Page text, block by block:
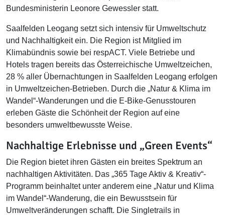
Bundesministerin Leonore Gewessler statt.
Saalfelden Leogang setzt sich intensiv für Umweltschutz
und Nachhaltigkeit ein. Die Region ist Mitglied im
Klimabündnis sowie bei respACT. Viele Betriebe und
Hotels tragen bereits das Österreichische Umweltzeichen,
28 % aller Übernachtungen in Saalfelden Leogang erfolgen
in Umweltzeichen-Betrieben. Durch die „Natur & Klima im
Wandel“-Wanderungen und die E-Bike-Genusstouren
erleben Gäste die Schönheit der Region auf eine
besonders umweltbewusste Weise.
Nachhaltige Erlebnisse und „Green Events“
Die Region bietet ihren Gästen ein breites Spektrum an
nachhaltigen Aktivitäten. Das „365 Tage Aktiv & Kreativ“-
Programm beinhaltet unter anderem eine „Natur und Klima
im Wandel“-Wanderung, die ein Bewusstsein für
Umweltveränderungen schafft. Die Singletrails in